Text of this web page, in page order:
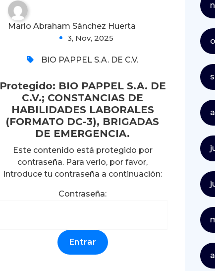
Marlo Abraham Sánchez Huerta
3, Nov, 2025
BIO PAPPEL S.A. DE C.V.
Protegido: BIO PAPPEL S.A. DE
C.V.; CONSTANCIAS DE
HABILIDADES LABORALES
(FORMATO DC-3), BRIGADAS
DE EMERGENCIA.
Este contenido está protegido por
contraseña. Para verlo, por favor,
introduce tu contraseña a continuación:
Contraseña: